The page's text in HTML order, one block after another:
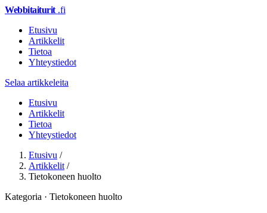
Webbitaiturit .fi
Etusivu
Artikkelit
Tietoa
Yhteystiedot
Selaa artikkeleita
Etusivu
Artikkelit
Tietoa
Yhteystiedot
Etusivu /
Artikkelit /
Tietokoneen huolto
Kategoria · Tietokoneen huolto